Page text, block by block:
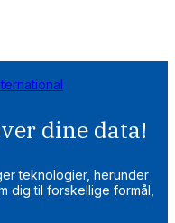
dine data!
teknologier, herunder
dig til forskellige formål,